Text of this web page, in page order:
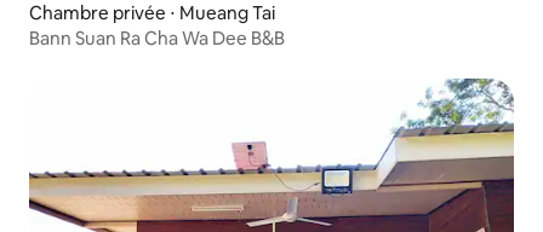
Chambre privée ⋅ Mueang Tai
Bann Suan Ra Cha Wa Dee B&B